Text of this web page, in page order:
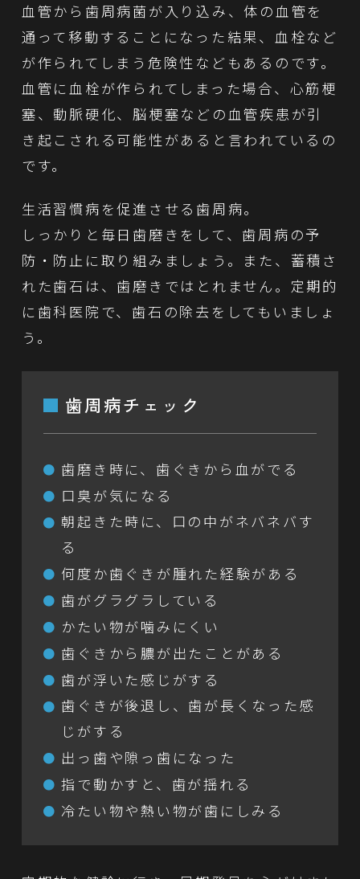
血管から歯周病菌が入り込み、体の血管を
通って移動することになった結果、血栓など
が作られてしまう危険性などもあるのです。
血管に血栓が作られてしまった場合、心筋梗
塞、動脈硬化、脳梗塞などの血管疾患が引
き起こされる可能性があると言われているの
です。
生活習慣病を促進させる歯周病。
しっかりと毎日歯磨きをして、歯周病の予
防・防止に取り組みましょう。また、蓄積さ
れた歯石は、歯磨きではとれません。定期的
に歯科医院で、歯石の除去をしてもいましょ
う。
歯周病チェック
歯磨き時に、歯ぐきから血がでる
口臭が気になる
朝起きた時に、口の中がネバネバす
る
何度か歯ぐきが腫れた経験がある
歯がグラグラしている
かたい物が噛みにくい
歯ぐきから膿が出たことがある
歯が浮いた感じがする
歯ぐきが後退し、歯が長くなった感
じがする
出っ歯や隙っ歯になった
指で動かすと、歯が揺れる
冷たい物や熱い物が歯にしみる